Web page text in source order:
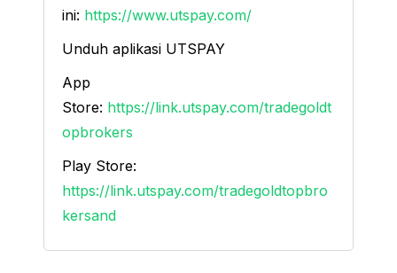
ini: https://www.utspay.com/
Unduh aplikasi UTSPAY
App
Store: https://link.utspay.com/tradegoldt
opbrokers
Play Store:
https://link.utspay.com/tradegoldtopbro
kersand